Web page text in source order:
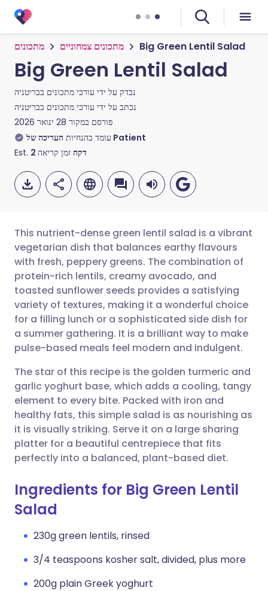
מתכונים מתכונים צמחוניים Big Green Lentil Salad
Big Green Lentil Salad
נבדק על ידי עורכי מתכונים בבריטניה
נכתב על ידי עורכי מתכונים בבריטניה
פורסם במקור 28 ינואר 2026
עומד בהנחיות העריכה של Patient
Est. 2 דקה זמן קריאה
שתף דרך אימייל
שתף דרך פייסבוק
שתף דרך לינקדאין
שתף דרך X
שתף דרך WhatsApp
העתק קישור
🇬🇧 English 🇩🇪 Deutsch
🇪🇸 Español 🇫🇷 Français
🇮🇹 Italiano 🇵🇹
🇮🇳 हिन्दी 🇮🇱 עברית
🇸🇦 عربي 🇸🇪 Svenska
This nutrient-dense green lentil salad is a vibrant
vegetarian dish that balances earthy flavours
with fresh, peppery greens. The combination of
protein-rich lentils, creamy avocado, and
toasted sunflower seeds provides a satisfying
variety of textures, making it a wonderful choice
for a filling lunch or a sophisticated side dish for
a summer gathering. It is a brilliant way to make
pulse-based meals feel modern and indulgent.
The star of this recipe is the golden turmeric and
garlic yoghurt base, which adds a cooling, tangy
element to every bite. Packed with iron and
healthy fats, this simple salad is as nourishing as
it is visually striking. Serve it on a large sharing
platter for a beautiful centrepiece that fits
perfectly into a balanced, plant-based diet.
Ingredients for Big Green Lentil
Salad
230g green lentils, rinsed
3/4 teaspoons kosher salt, divided, plus more
200g plain Greek yoghurt